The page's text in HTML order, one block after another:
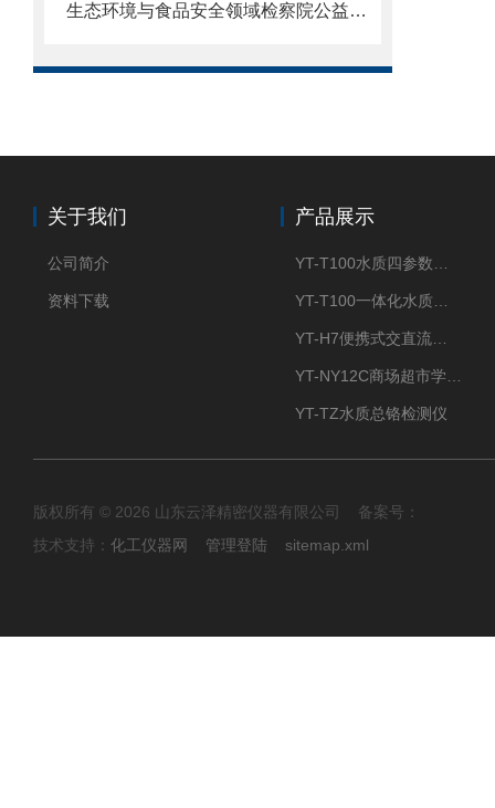
生态环境与食品安全领域检察院公益诉讼快速检测实验室建设方案设备清单
关于我们
公司简介
资料下载
产品展示
YT-TZ水质总铬检测仪
版权所有 © 2026 山东云泽精密仪器有限公司 备案号：
技术支持： 化工仪器网 管理登陆 sitemap.xml